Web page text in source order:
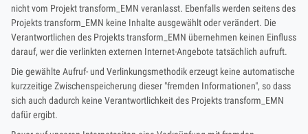
nicht vom Projekt transform_EMN veranlasst. Ebenfalls werden seitens des
Projekts transform_EMN keine Inhalte ausgewählt oder verändert. Die
Verantwortlichen des Projekts transform_EMN übernehmen keinen Einfluss
darauf, wer die verlinkten externen Internet-Angebote tatsächlich aufruft.
Die gewählte Aufruf- und Verlinkungsmethodik erzeugt keine automatische
kurzzeitige Zwischenspeicherung dieser "fremden Informationen", so dass
sich auch dadurch keine Verantwortlichkeit des Projekts transform_EMN
dafür ergibt.